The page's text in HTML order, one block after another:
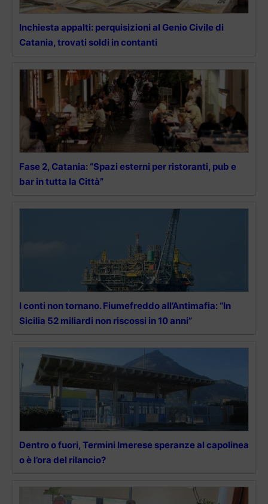
Inchiesta appalti: perquisizioni al Genio Civile di
Catania, trovati soldi in contanti
Fase 2, Catania: “Spazi esterni per ristoranti, pub e
bar in tutta la Città”
I conti non tornano. Fiumefreddo all’Antimafia: “In
Sicilia 52 miliardi non riscossi in 10 anni”
Dentro o fuori, Termini Imerese speranze al capolinea
o è l’ora del rilancio?